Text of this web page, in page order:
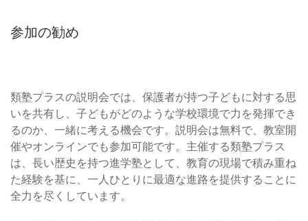
参加の勧め
類塾プラスの説明会では、保護者が持つ子どもに対する思
いを共有し、子どもがどのような学校環境で力を発揮でき
るのか、一緒に考える機会です。説明会は無料で、教室開
催やオンラインでも参加可能です。主催する類塾プラス
は、長い歴史を持つ進学塾として、教育の現場で積み重ね
た経験を基に、一人ひとりに最適な進路を提供することに
全力を尽くしています。